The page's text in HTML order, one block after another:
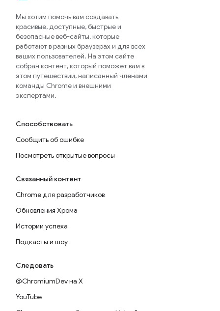
Мы хотим помочь вам создавать
красивые, доступные, быстрые и
безопасные веб-сайты, которые
работают в разных браузерах и для всех
ваших пользователей. На этом сайте
собран контент, который поможет вам в
этом путешествии, написанный членами
команды Chrome и внешними
экспертами.
Способствовать
Сообщить об ошибке
Посмотреть открытые вопросы
Связанный контент
Chrome для разработчиков
Обновления Хрома
Истории успеха
Подкасты и шоу
Следовать
@ChromiumDev на X
YouTube